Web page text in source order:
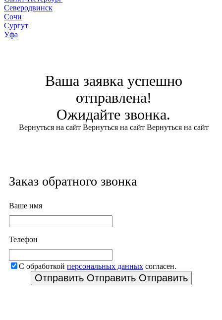
Северодвинск
Сочи
Сургут
Уфа
Ваша заявка успешно
отправлена!
Ожидайте звонка.
Вернуться на сайт Вернуться на сайт Вернуться на сайт
Заказ обратного звонка
Ваше имя
Телефон
С обработкой персональных данных согласен.
Отправить Отправить Отправить